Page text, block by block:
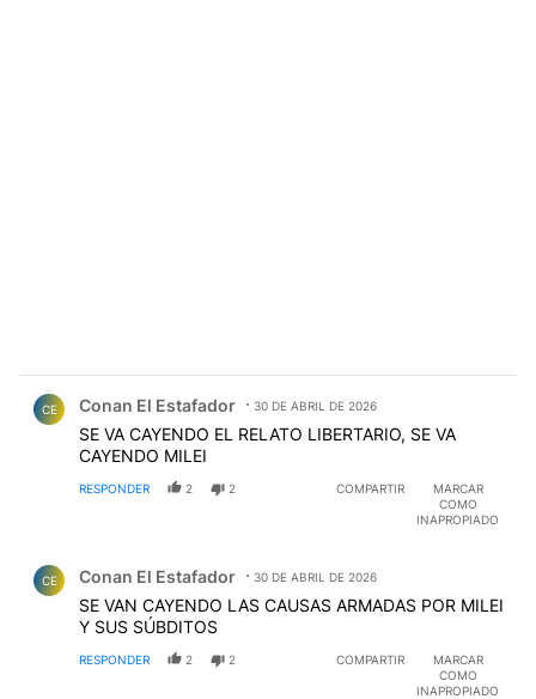
CE Conan El Estafador 30 DE ABRIL DE 2026
SE VA CAYENDO EL RELATO LIBERTARIO, SE VA
CAYENDO MILEI
RESPONDER 2 2 COMPARTIR
MARCAR
COMO
INAPROPIADO
CE Conan El Estafador 30 DE ABRIL DE 2026
SE VAN CAYENDO LAS CAUSAS ARMADAS POR MILEI
Y SUS SÚBDITOS
RESPONDER 2 2 COMPARTIR
MARCAR
COMO
INAPROPIADO